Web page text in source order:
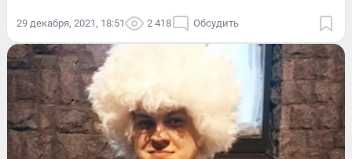
29 декабря, 2021, 18:51 2 418 Обсудить